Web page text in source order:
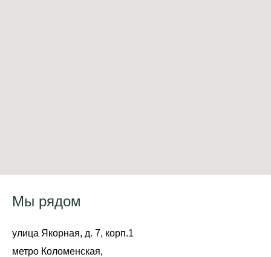
Мы рядом
улица Якорная, д. 7, корп.1
метро Коломенская,